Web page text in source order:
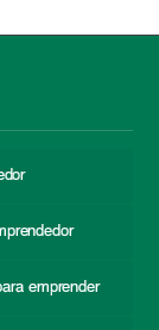
emprender